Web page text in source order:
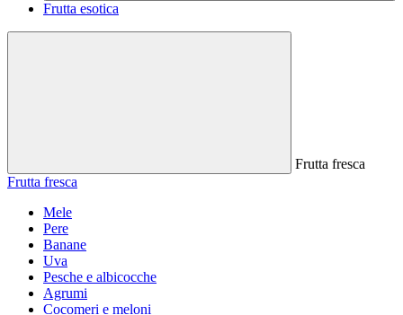
Frutta esotica
Frutta fresca
Frutta fresca
Mele
Pere
Banane
Uva
Pesche e albicocche
Agrumi
Cocomeri e meloni